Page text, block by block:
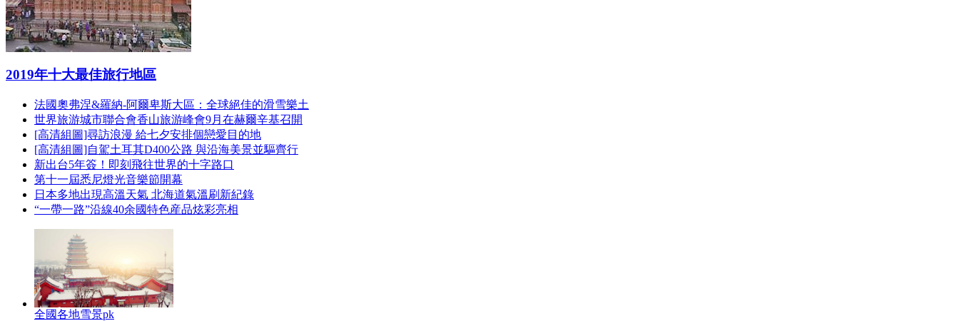
2019年十大最佳旅行地區
法國奧弗涅&羅納-阿爾卑斯大區：全球絕佳的滑雪樂土
世界旅游城市聯合會香山旅游峰會9月在赫爾辛基召開
[高清組圖]尋訪浪漫 給七夕安排個戀愛目的地
[高清組圖]自駕土耳其D400公路 與沿海美景並驅齊行
新出台5年簽！即刻飛往世界的十字路口
第十一屆悉尼燈光音樂節開幕
日本多地出現高溫天氣 北海道氣溫刷新紀錄
“一帶一路”沿線40余國特色産品炫彩亮相
全國各地雪景pk